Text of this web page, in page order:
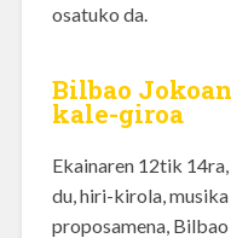
osatuko da.
Bilbao
kale-giroa
Ekainaren 12tik
du, hiri-kirola,
proposamena,